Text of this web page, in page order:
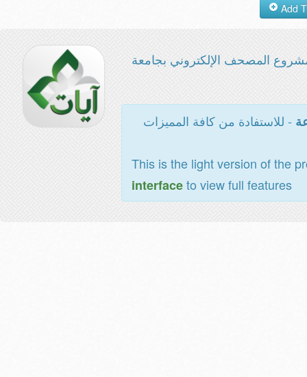
المصحف الإلكتروني بجامعة
- للاستفادة من كافة المميزات
This is the light version of the
interfaceto view full features